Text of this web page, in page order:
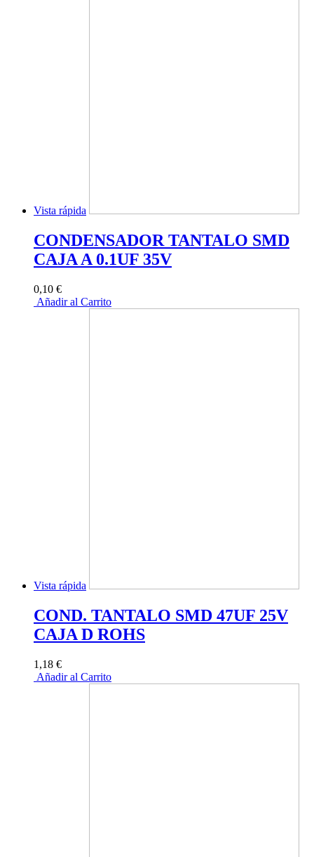
Vista rápida
CONDENSADOR TANTALO SMD
CAJA A 0.1UF 35V
0,10 €
Añadir al Carrito
Vista rápida
COND. TANTALO SMD 47UF 25V
CAJA D ROHS
1,18 €
Añadir al Carrito